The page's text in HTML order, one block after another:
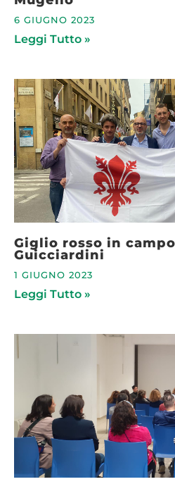
6 GIUGNO 2023
Leggi Tutto »
Giglio rosso in
Guicciardini
1 GIUGNO 2023
Leggi Tutto »